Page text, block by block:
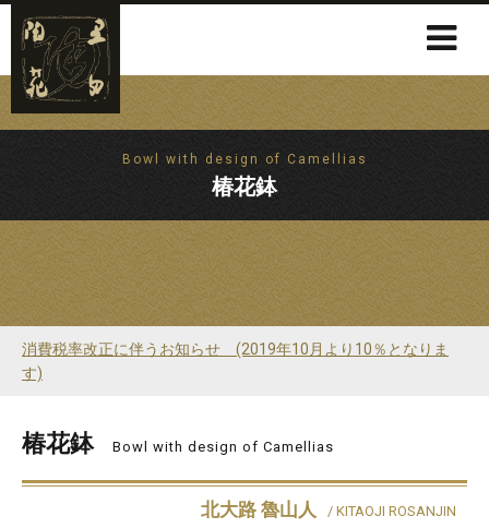
Bowl with design of Camellias
椿花鉢
消費税率改正に伴うお知らせ (2019年10月より10％となりま
す)
椿花鉢 Bowl with design of Camellias
北大路 魯山人 / KITAOJI ROSANJIN